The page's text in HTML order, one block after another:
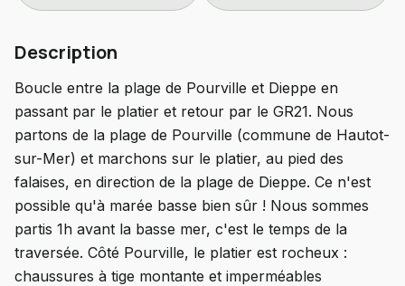
Description
Boucle entre la plage de Pourville et Dieppe en
passant par le platier et retour par le GR21. Nous
partons de la plage de Pourville (commune de Hautot-
sur-Mer) et marchons sur le platier, au pied des
falaises, en direction de la plage de Dieppe. Ce n'est
possible qu'à marée basse bien sûr ! Nous sommes
partis 1h avant la basse mer, c'est le temps de la
traversée. Côté Pourville, le platier est rocheux :
chaussures à tige montante et imperméables